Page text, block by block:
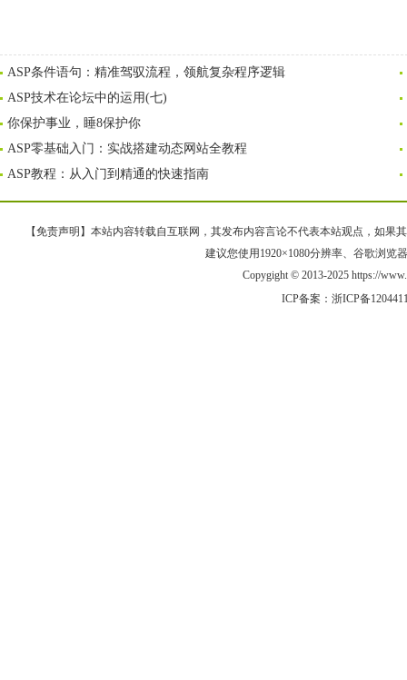
ASP条件语句：精准驾驭流程，领航复杂程序逻辑
ASP技术在论坛中的运用(七)
你保护事业，睡8保护你
ASP零基础入门：实战搭建动态网站全教程
ASP教程：从入门到精通的快速指南
【免责声明】本站内容转载自互联网，其发布内容言论不代表本站观点，如果
建议您使用1920×1080分辨率、谷歌浏览
Copygight © 2013-2025 https://
ICP备案： 浙ICP备